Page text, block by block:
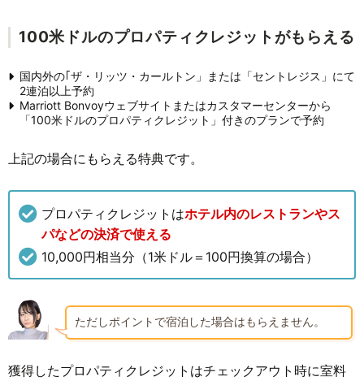
100⽶ドルのプロパティクレジットがもらえる
国内外の｢ザ・リッツ・カールトン」または「セントレジス」にて
2連泊以上予約
Marriott Bonvoyウェブサイトまたはカスタマーセンターから
「100⽶ドルのプロパティクレジット」付きのプランで予約
上記の場合にもらえる特典です。
プロパティクレジットはホテル内のレストランやス
パなどの決済で使える
10,000円相当分（1⽶ドル＝100円換算の場合）
ただしポイントで宿泊した場合はもらえません。
獲得したプロパティクレジットはチェックアウト時に室料